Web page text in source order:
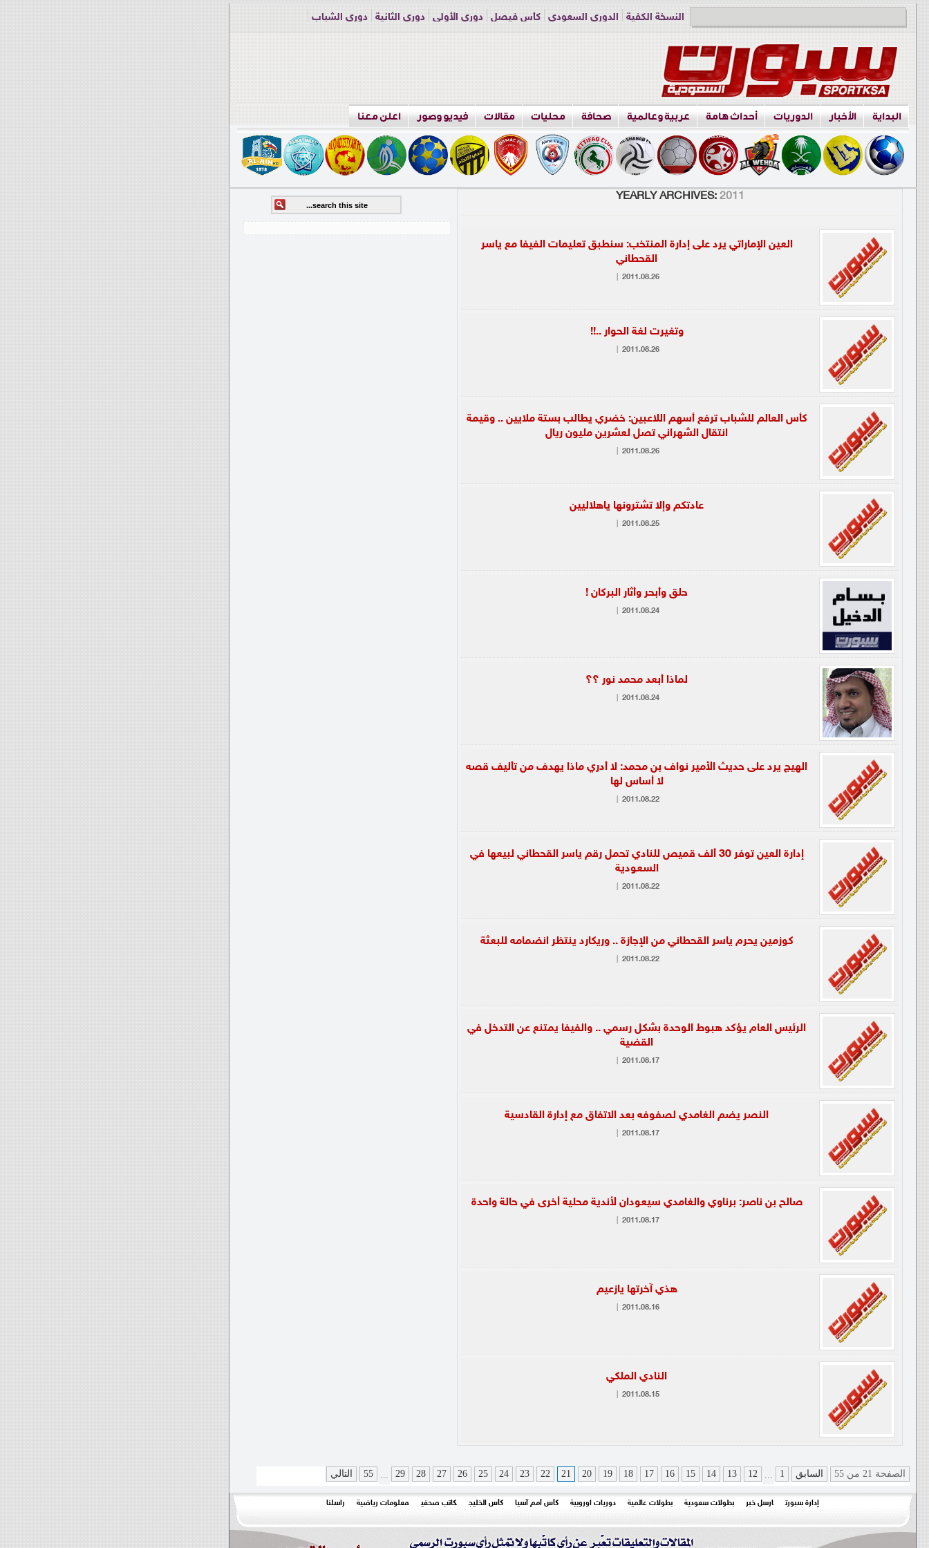
النسخة الكفية الدوري السعودي كأس فيصل دوري الأولى دوري الثانية
دوري الشباب
البداية الأخبار الدوريات أحداث هامة عربية وعالمية صحافة محليات مقالات فيديو وصور اعلن معنا
YEARLY ARCHIVES: 2011
العين الإماراتي يرد على إدارة المنتخب: سنطبق تعليمات الفيفا مع ياسر
القحطاني
2011.08.26
وتغيرت لغة الحوار ..!!
2011.08.26
كأس العالم للشباب ترفع أسهم اللاعبين: خضري يطالب بستة ملايين .. وقيمة
انتقال الشهراني تصل لعشرين مليون ريال
2011.08.26
عادتكم وإلا تشترونها ياهلاليين
2011.08.25
حلق وأبحر وأثار البركان !
2011.08.24
لماذا أبعد محمد نور ؟؟
2011.08.24
الهيج يرد على حديث الأمير نواف بن محمد: لا أدري ماذا يهدف من تأليف قصه
لا أساس لها
2011.08.22
إدارة العين توفر 30 ألف قميص للنادي تحمل رقم ياسر القحطاني لبيعها في
السعودية
2011.08.22
كوزمين يحرم ياسر القحطاني من الإجازة .. وريكارد ينتظر انضمامه للبعثة
2011.08.22
الرئيس العام يؤكد هبوط الوحدة بشكل رسمي .. والفيفا يمتنع عن التدخل في
القضية
2011.08.17
النصر يضم الغامدي لصفوفه بعد الاتفاق مع إدارة القادسية
2011.08.17
صالح بن ناصر: برناوي والغامدي سيعودان لأندية محلية أخرى في حالة واحدة
2011.08.17
هذي آخرتها يازعيم
2011.08.16
النادي الملكي
2011.08.15
الصفحة 21 من 55 السابق 1
...
12
13
14
15
16
17
18
19
20
21
22
23
24
25
26
27
28
29
...
55 التالي
إدارة سبورت ارسل خبر بطولات سعودية بطولات عالمية دوريات اوروبية كأس أمم آسيا كأس الخليج كاتب صحفي معلومات رياضية راسلنا